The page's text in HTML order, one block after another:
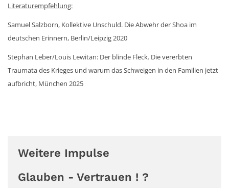
Literaturempfehlung:
Samuel Salzborn, Kollektive Unschuld. Die Abwehr der Shoa im
deutschen Erinnern, Berlin/Leipzig 2020
Stephan Leber/Louis Lewitan: Der blinde Fleck. Die vererbten
Traumata des Krieges und warum das Schweigen in den Familien jetzt
aufbricht, München 2025
Weitere Impulse
Glauben - Vertrauen ! ?